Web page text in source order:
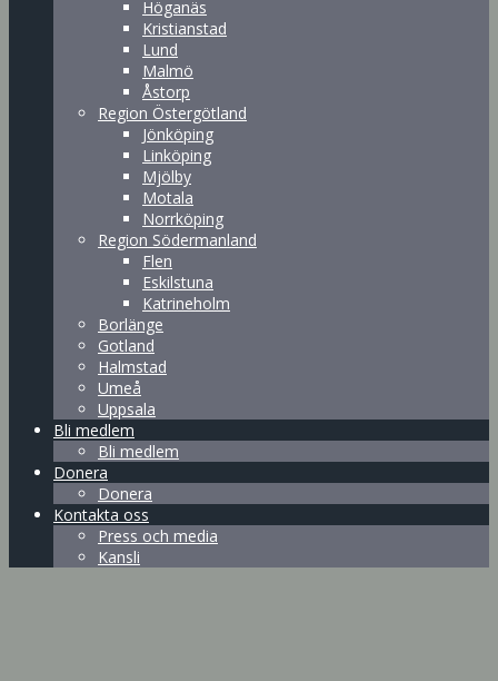
Höganäs
Kristianstad
Lund
Malmö
Åstorp
Region Östergötland
Jönköping
Linköping
Mjölby
Motala
Norrköping
Region Södermanland
Flen
Eskilstuna
Katrineholm
Borlänge
Gotland
Halmstad
Umeå
Uppsala
Bli medlem
Bli medlem
Donera
Donera
Kontakta oss
Press och media
Kansli